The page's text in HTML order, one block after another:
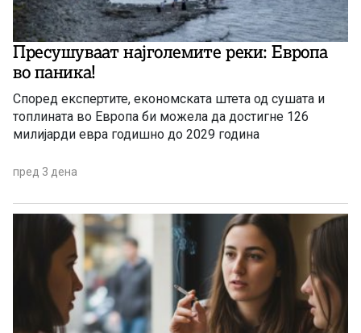
Пресушуваат најголемите реки: Европа
во паника!
Според експертите, економската штета од сушата и
топлината во Европа би можела да достигне 126
милијарди евра годишно до 2029 година
пред 3 дена